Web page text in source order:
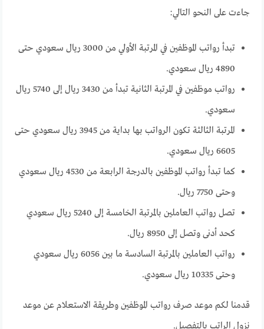
جاءت على النحو التالي:
تبدأ رواتب الموظفين في المرتبة الأولي من 3000 ريال سعودي حتى
4890 ريال سعودي.
رواتب موظفين في المرتبة الثانية تبدأ من 3430 ريال إلى 5740 ريال
سعودي.
المرتبة الثالثة تكون الرواتب بها بداية من 3945 ريال سعودي حتى
6605 ريال سعودي.
كما تبدأ رواتب الموظفين بالدرجة الرابعة من 4530 ريال سعودي
وحتى 7750 ريال.
تصل رواتب العاملين بالمرتبة الخامسة إلى 5240 ريال سعودي
كحد أدنى وتصل إلى 8950 ريال.
رواتب العاملين بالمرتبة السادسة ما بين 6056 ريال سعودي
وحتى 10335 ريال سعودي.
قدمنا لكم موعد صرف رواتب الموظفين وطريقة الاستعلام عن موعد
نزول الراتب بالتفصيل.